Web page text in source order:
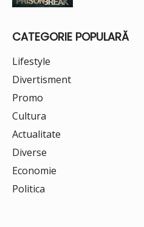
CATEGORIE POPULARĂ
Lifestyle
Divertisment
Promo
Cultura
Actualitate
Diverse
Economie
Politica